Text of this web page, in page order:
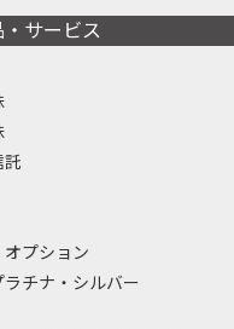
・サービス
託
プション
ラチナ・シルバー